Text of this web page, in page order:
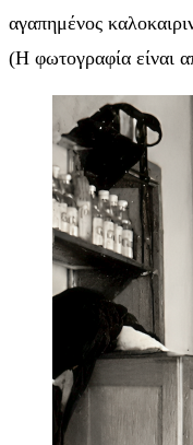
αγαπημένος
(Η φωτογραφία είναι